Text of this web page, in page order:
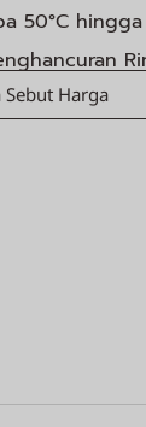
50°C hingga
Harga